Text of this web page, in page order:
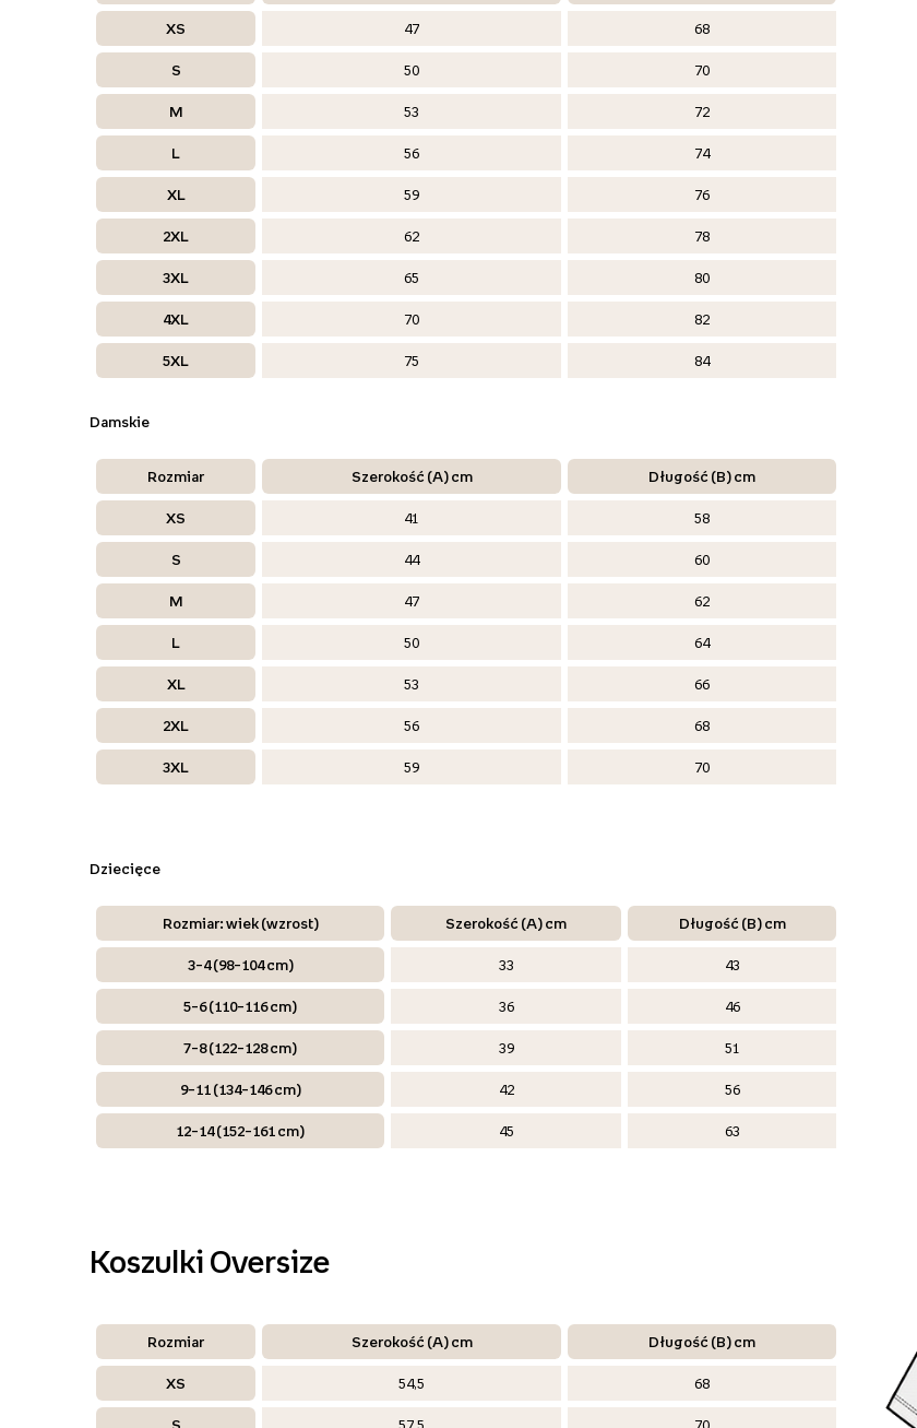
XS 47 68
S 50 70
M 53 72
L 56 74
XL 59 76
2XL 62 78
3XL 65 80
4XL 70 82
5XL 75 84
Damskie
Rozmiar Szerokość (A) cm Długość (B) cm
XS 41 58
S 44 60
M 47 62
L 50 64
XL 53 66
2XL 56 68
3XL 59 70
Dziecięce
Rozmiar: wiek (wzrost) Szerokość (A) cm Długość (B) cm
3–4 (98–104 cm) 33 43
5–6 (110–116 cm) 36 46
7–8 (122–128 cm) 39 51
9–11 (134–146 cm) 42 56
12–14 (152–161 cm) 45 63
Koszulki Oversize
Rozmiar Szerokość (A) cm Długość (B) cm
XS 54,5 68